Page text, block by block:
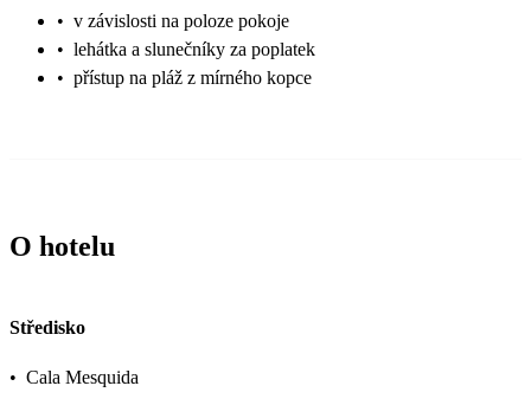
• v závislosti na poloze pokoje
• lehátka a slunečníky za poplatek
• přístup na pláž z mírného kopce
O hotelu
Středisko
• Cala Mesquida